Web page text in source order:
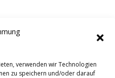
verwenden wir Technologien
zu speichern und/oder darauf
gegen Zellertal